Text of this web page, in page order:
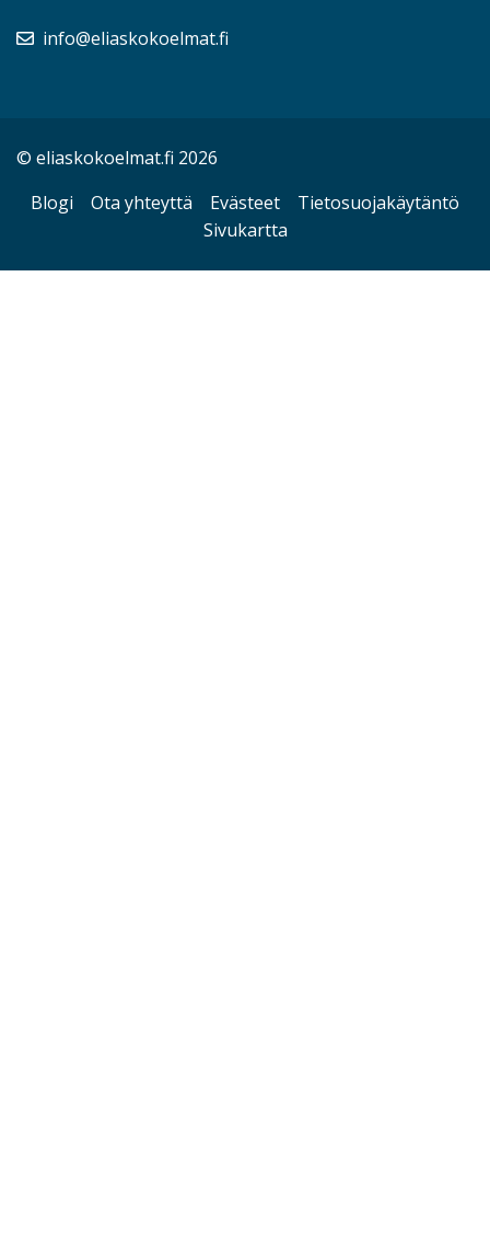
info@eliaskokoelmat.fi
© eliaskokoelmat.fi 2026
Blogi
Ota yhteyttä Evästeet
Tietosuojakäytäntö
Sivukartta